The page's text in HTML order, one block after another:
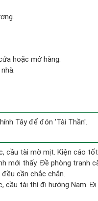
hoặc mở hàng.
Tây để đón 'Tài Thần'.
cầu tài mờ mịt. Kiện cáo
mới thấy. Đề phòng tranh
cần chắc chắn.
cầu tài thì đi hướng Nam.